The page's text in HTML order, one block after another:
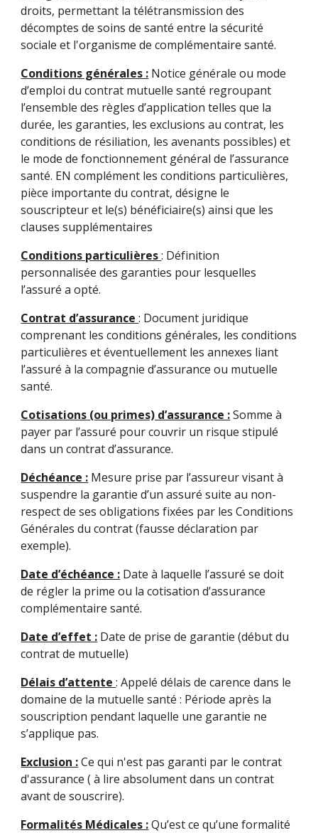
droits, permettant la télétransmission des
décomptes de soins de santé entre la sécurité
sociale et l'organisme de complémentaire santé.
Conditions générales : Notice générale ou mode
d’emploi du contrat mutuelle santé regroupant
l’ensemble des règles d’application telles que la
durée, les garanties, les exclusions au contrat, les
conditions de résiliation, les avenants possibles) et
le mode de fonctionnement général de l’assurance
santé. EN complément les conditions particulières,
pièce importante du contrat, désigne le
souscripteur et le(s) bénéficiaire(s) ainsi que les
clauses supplémentaires
Conditions particulières: Définition
personnalisée des garanties pour lesquelles
l’assuré a opté.
Contrat d’assurance: Document juridique
comprenant les conditions générales, les conditions
particulières et éventuellement les annexes liant
l’assuré à la compagnie d’assurance ou mutuelle
santé.
Cotisations (ou primes) d’assurance :Somme à
payer par l’assuré pour couvrir un risque stipulé
dans un contrat d’assurance.
Déchéance : Mesure prise par l’assureur visant à
suspendre la garantie d’un assuré suite au non-
respect de ses obligations fixées par les Conditions
Générales du contrat (fausse déclaration par
exemple).
Date d’échéance : Date à laquelle l’assuré se doit
de régler la prime ou la cotisation d’assurance
complémentaire santé.
Date d’effet : Date de prise de garantie (début du
contrat de mutuelle)
Délais d’attente: Appelé délais de carence dans le
domaine de la mutuelle santé : Période après la
souscription pendant laquelle une garantie ne
s’applique pas.
Exclusion :Ce qui n'est pas garanti par le contrat
d'assurance ( à lire absolument dans un contrat
avant de souscrire).
Formalités Médicales :Qu’est ce qu’une formalité